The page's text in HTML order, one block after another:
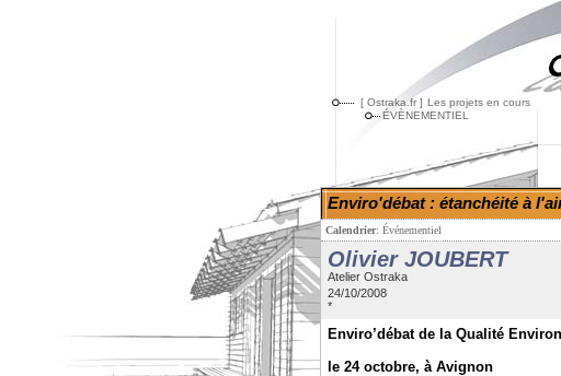
[ Ostraka.fr ] Les projets en cours
ÉVÈNEMENTIEL
Enviro'débat : étanchéité à
Calendrier: Événementiel
Olivier JOUBERT
Atelier Ostraka
24/10/2008
*
Enviro’débat de la Qualité
le 24 octobre, à Avignon